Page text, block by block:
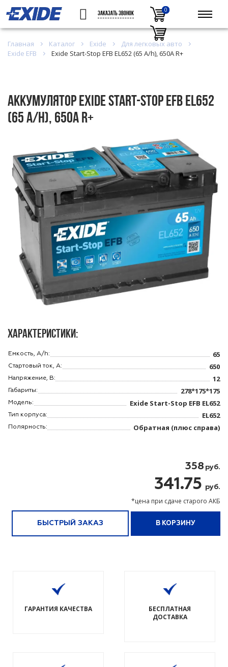
ЗАКАЗАТЬ ЗВОНОК
0
0
Главная Каталог Exide
Для легковых авто
Exide EFB
Exide Start-Stop EFB EL652 (65 A/h), 650A R+
Аккумулятор Exide Start-Stop EFB EL652
(65 A/h), 650A R+
Характеристики:
Емкость, A/h: 65
Стартовый ток, A: 650
Напряжение, В: 12
Габариты: 278*175*175
Модель: Exide Start-Stop EFB EL652
Тип корпуса: EL652
Полярность: Обратная (плюс справа)
358 руб.
341.75 руб.
*цена при сдаче старого АКБ
БЫСТРЫЙ ЗАКАЗ В КОРЗИНУ
ГАРАНТИЯ КАЧЕСТВА
БЕСПЛАТНАЯ
ДОСТАВКА